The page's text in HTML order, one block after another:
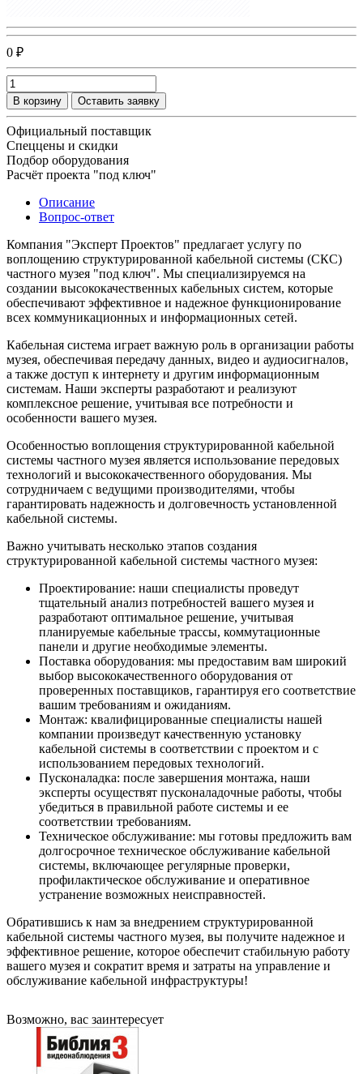
0 ₽
В корзину Оставить заявку
Официальный поставщик
Спеццены и скидки
Подбор оборудования
Расчёт проекта "под ключ"
Описание
Вопрос-ответ
Компания "Эксперт Проектов" предлагает услугу по
воплощению структурированной кабельной системы (СКС)
частного музея "под ключ". Мы специализируемся на
создании высококачественных кабельных систем, которые
обеспечивают эффективное и надежное функционирование
всех коммуникационных и информационных сетей.
Кабельная система играет важную роль в организации работы
музея, обеспечивая передачу данных, видео и аудиосигналов,
а также доступ к интернету и другим информационным
системам. Наши эксперты разработают и реализуют
комплексное решение, учитывая все потребности и
особенности вашего музея.
Особенностью воплощения структурированной кабельной
системы частного музея является использование передовых
технологий и высококачественного оборудования. Мы
сотрудничаем с ведущими производителями, чтобы
гарантировать надежность и долговечность установленной
кабельной системы.
Важно учитывать несколько этапов создания
структурированной кабельной системы частного музея:
Проектирование: наши специалисты проведут
тщательный анализ потребностей вашего музея и
разработают оптимальное решение, учитывая
планируемые кабельные трассы, коммутационные
панели и другие необходимые элементы.
Поставка оборудования: мы предоставим вам широкий
выбор высококачественного оборудования от
проверенных поставщиков, гарантируя его соответствие
вашим требованиям и ожиданиям.
Монтаж: квалифицированные специалисты нашей
компании произведут качественную установку
кабельной системы в соответствии с проектом и с
использованием передовых технологий.
Пусконаладка: после завершения монтажа, наши
эксперты осуществят пусконаладочные работы, чтобы
убедиться в правильной работе системы и ее
соответствии требованиям.
Техническое обслуживание: мы готовы предложить вам
долгосрочное техническое обслуживание кабельной
системы, включающее регулярные проверки,
профилактическое обслуживание и оперативное
устранение возможных неисправностей.
Обратившись к нам за внедрением структурированной
кабельной системы частного музея, вы получите надежное и
эффективное решение, которое обеспечит стабильную работу
вашего музея и сократит время и затраты на управление и
обслуживание кабельной инфраструктуры!
Возможно, вас заинтересует